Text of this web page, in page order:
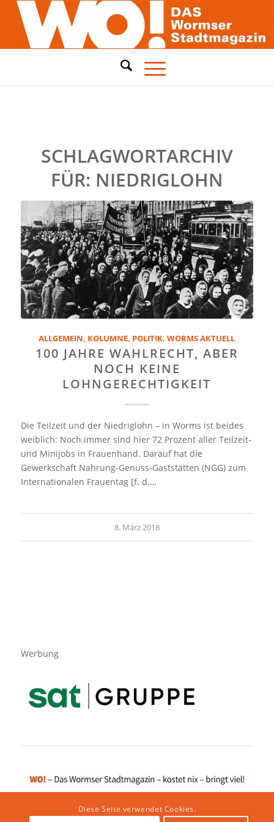
SCHLAGWORTARCHIV
FÜR: NIEDRIGLOHN
ALLGEMEIN, KOLUMNE, POLITIK,WORMS AKTUELL
100 JAHRE WAHLRECHT, ABER
NOCH KEINE
LOHNGERECHTIGKEIT
Die Teilzeit und der Niedriglohn – in Worms ist beides
weiblich: Noch immer sind hier 72 Prozent aller Teilzeit-
und Minijobs in Frauenhand. Darauf hat die
Gewerkschaft Nahrung-Genuss-Gaststätten (NGG) zum
Internationalen Frauentag [f. d.…
8. März 2018
Werbung
Diese Seite verwendet Cookies.